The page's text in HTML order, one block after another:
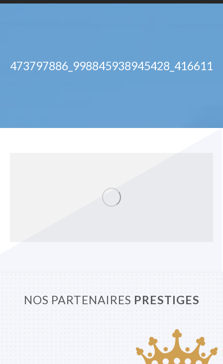
NOS PARTENAIRES PRESTIGES